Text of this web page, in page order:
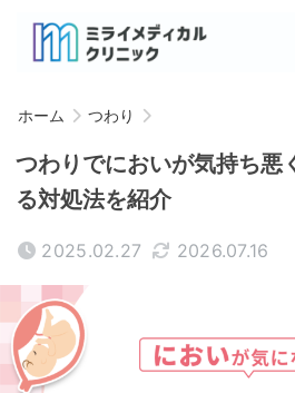
ホーム つわり
つわりでにおいが気持ち悪
る対処法を紹介
2025.02.27 2026.07.16